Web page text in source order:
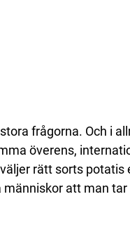
frågorna. Och i
överens,
rätt sorts potatis
att man tar